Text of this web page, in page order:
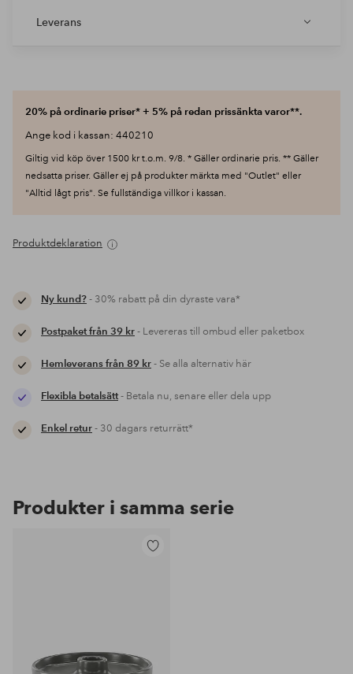
Leverans
20% på ordinarie priser* + 5% på redan prissänkta varor**.
Ange kod i kassan: 440210
Giltig vid köp över 1500 kr t.o.m. 9/8. * Gäller ordinarie pris. ** Gäller
nedsatta priser. Gäller ej på produkter märkta med "Outlet" eller
"Alltid lågt pris". Se fullständiga villkor i kassan.
Produktdeklaration
Ny kund?- 30% rabatt på din dyraste vara*
Postpaket från 39 kr- Levereras till ombud eller paketbox
Hemleverans från 89 kr- Se alla alternativ här
Flexibla betalsätt- Betala nu, senare eller dela upp
Enkel retur- 30 dagars returrätt*
Produkter i samma serie